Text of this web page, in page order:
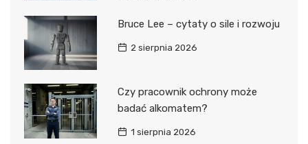
Bruce Lee – cytaty o sile i rozwoju
2 sierpnia 2026
Czy pracownik ochrony może
badać alkomatem?
1 sierpnia 2026